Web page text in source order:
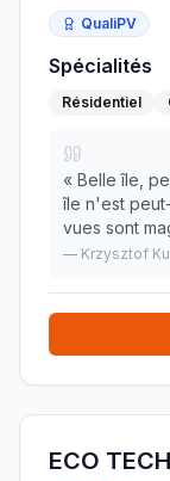
QualiPV
Spécialités
Résidentiel
« Belle île,
île n'est
vues sont
phare,
— Krzysztof
ECO